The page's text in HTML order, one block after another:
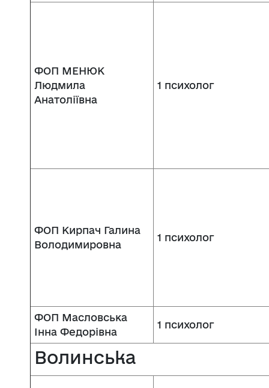
ФОП МЕНЮК
Людмила
Анатоліївна
1 психолог
ФОП Кирпач Галина
Володимировна
1 психолог
ФОП Масловська
Інна Федорівна
1 психолог
Волинська